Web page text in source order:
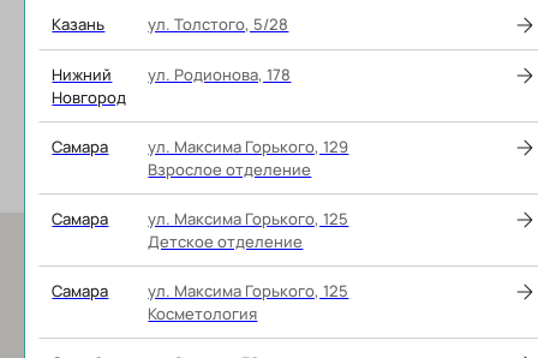
Где остановиться
для проживания
Казань ул. Толстого, 5/28
Нижний
Новгород
ул. Родионова, 178
Самара
ул. Максима Горького, 129
Взрослое отделение
Самара
ул. Максима Горького, 125
Детское отделение
Самара
ул. Максима Горького, 125
Косметология